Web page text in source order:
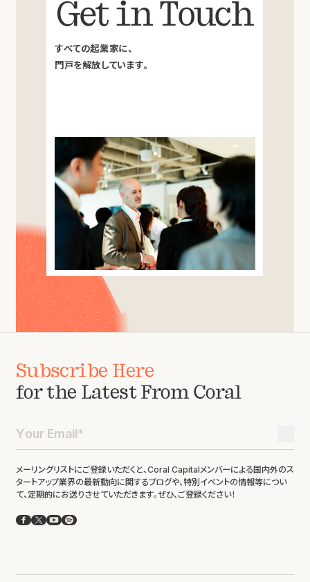
Get in Touch
すべての起業家に、
門戸を解放しています。
Subscribe Here
for the Latest From Coral
メーリングリストにご登録いただくと、Coral Capitalメンバーによる国内外のス
タートアップ業界の最新動向に関するブログや、特別イベントの情報等につい
て、定期的にお送りさせていただきます。ぜひ、ご登録ください！
Facebook
X YouTube
Spotify